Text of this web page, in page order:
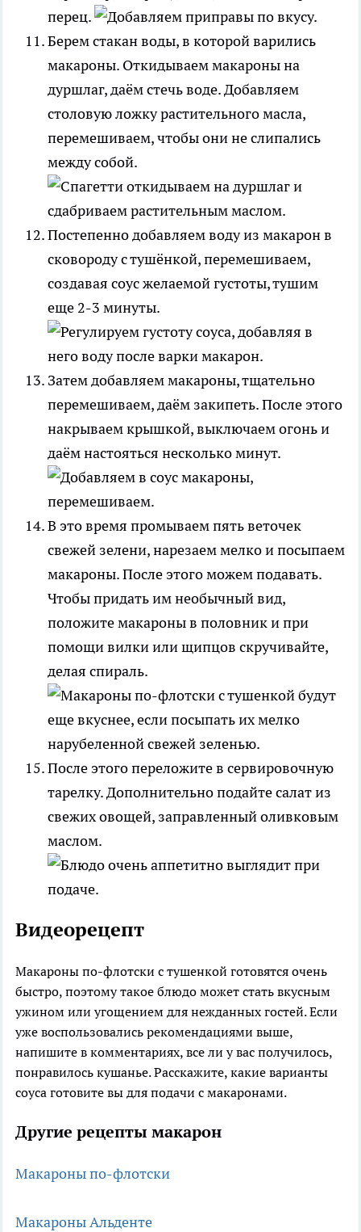
перец.
Берем стакан воды, в которой варились
макароны. Откидываем макароны на
дуршлаг, даём стечь воде. Добавляем
столовую ложку растительного масла,
перемешиваем, чтобы они не слипались
между собой.
Постепенно добавляем воду из макарон в
сковороду с тушёнкой, перемешиваем,
создавая соус желаемой густоты, тушим
еще 2-3 минуты.
Затем добавляем макароны, тщательно
перемешиваем, даём закипеть. После этого
накрываем крышкой, выключаем огонь и
даём настояться несколько минут.
В это время промываем пять веточек
свежей зелени, нарезаем мелко и посыпаем
макароны. После этого можем подавать.
Чтобы придать им необычный вид,
положите макароны в половник и при
помощи вилки или щипцов скручивайте,
делая спираль.
После этого переложите в сервировочную
тарелку. Дополнительно подайте салат из
свежих овощей, заправленный оливковым
маслом.
Видеорецепт
Макароны по-флотски с тушенкой готовятся очень
быстро, поэтому такое блюдо может стать вкусным
ужином или угощением для нежданных гостей. Если
уже воспользовались рекомендациями выше,
напишите в комментариях, все ли у вас получилось,
понравилось кушанье. Расскажите, какие варианты
соуса готовите вы для подачи с макаронами.
Другие рецепты макарон
Макароны по-флотски
Макароны Альденте